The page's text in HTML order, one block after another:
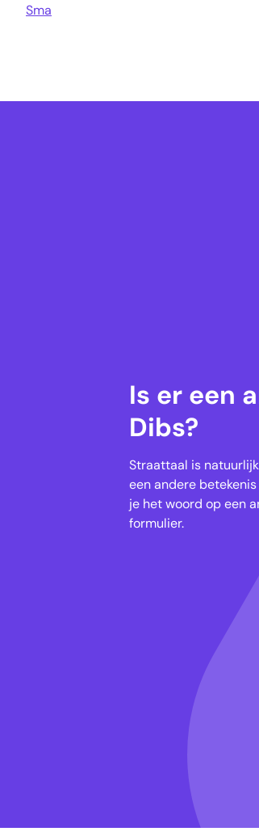
Sma
Is er een
Dibs?
Straattaal is
een andere
je het woord op een
formulier.